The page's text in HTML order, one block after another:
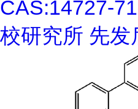
CAS:14727-
校研究所 先发